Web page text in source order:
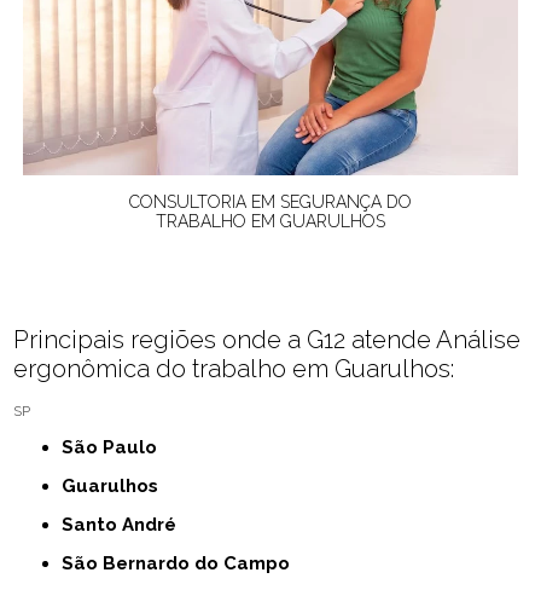
CONSULTORIA EM SEGURANÇA DO
TRABALHO EM GUARULHOS
Principais regiões onde a G12 atende Análise
ergonômica do trabalho em Guarulhos:
SP
São Paulo
Guarulhos
Santo André
São Bernardo do Campo